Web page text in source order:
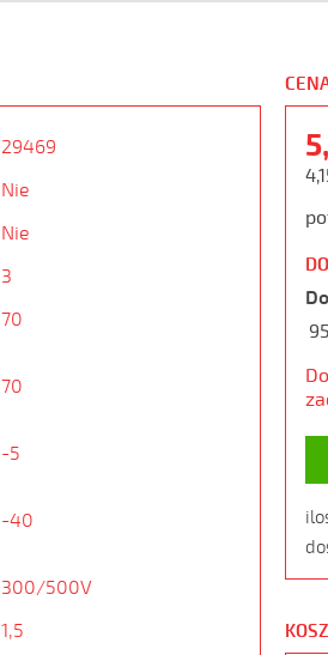
29469
Nie
Nie
3
70
70
-5
-40
300/500V
1,5